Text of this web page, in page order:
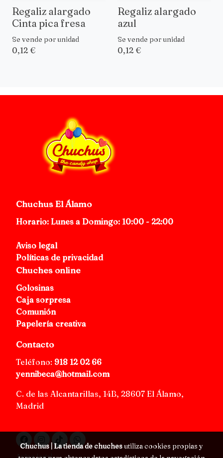
Regaliz alargado
Cinta pica fresa
Se vende por unidad
0,12 €
Regaliz alargado
azul
Se vende por unidad
0,12 €
Chuchus El Álamo
Horario: Lunes a Domingo: 10:00 - 22:00
Aviso legal
Políticas de privacidad
Chuches online
Golosinas
Caja sorpresa
Comunión
Papelería creativa
Contacto
Teléfono: 918 12 02 66
yennibeca@hotmail.com
C. de las Alcantarillas, 14B, 28607 El Álamo,
Madrid
Chuchus | La tienda de chuchesutiliza cookies propias y